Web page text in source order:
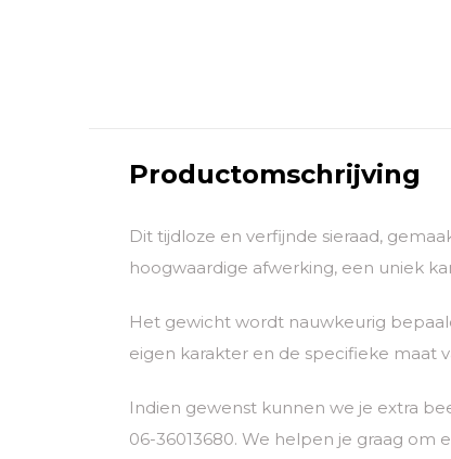
Productomschrijving
Dit tijdloze en verfijnde sieraad,
hoogwaardige afwerking, een uniek
Het gewicht wordt nauwkeurig
eigen karakter en de specifieke maat
Indien gewenst kunnen we je extra
06-36013680. We helpen je graag